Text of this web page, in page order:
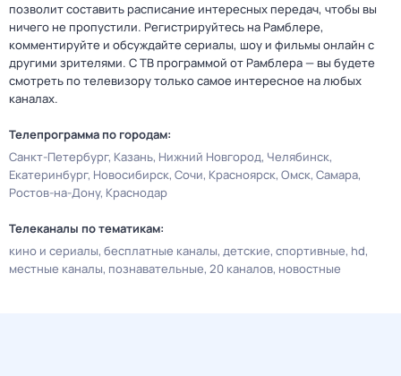
позволит составить расписание интересных передач, чтобы вы
ничего не пропустили. Регистрируйтесь на Рамблере,
комментируйте и обсуждайте сериалы, шоу и фильмы онлайн с
другими зрителями. С ТВ программой от Рамблера — вы будете
смотреть по телевизору только самое интересное на любых
каналах.
Телепрограмма по городам:
Санкт-Петербург Казань Нижний Новгород Челябинск
Екатеринбург Новосибирск Сочи Красноярск Омск Самара
Ростов-на-Дону Краснодар
Телеканалы по тематикам:
кино и сериалы бесплатные каналы детские спортивные hd
местные каналы познавательные 20 каналов новостные